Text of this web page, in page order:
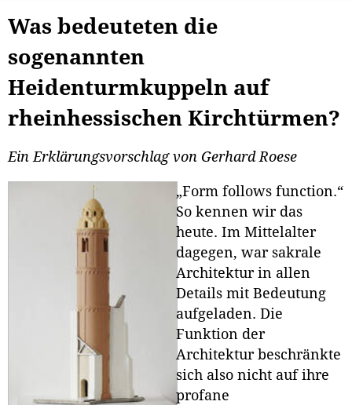
Was bedeuteten die
sogenannten
Heidenturmkuppeln auf
rheinhessischen Kirchtürmen?
Ein Erklärungsvorschlag von Gerhard Roese
„Form follows function.“
So kennen wir das
heute. Im Mittelalter
dagegen, war sakrale
Architektur in allen
Details mit Bedeutung
aufgeladen. Die
Funktion der
Architektur beschränkte
sich also nicht auf ihre
profane